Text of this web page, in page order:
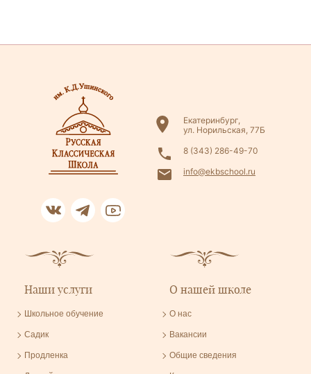
Екатеринбург,
ул. Норильская, 77Б
8 (343) 286-49-70
info@ekbschool.ru
Наши услуги
Школьное обучение
Садик
Продленка
О нашей школе
О нас
Вакансии
Общие сведения